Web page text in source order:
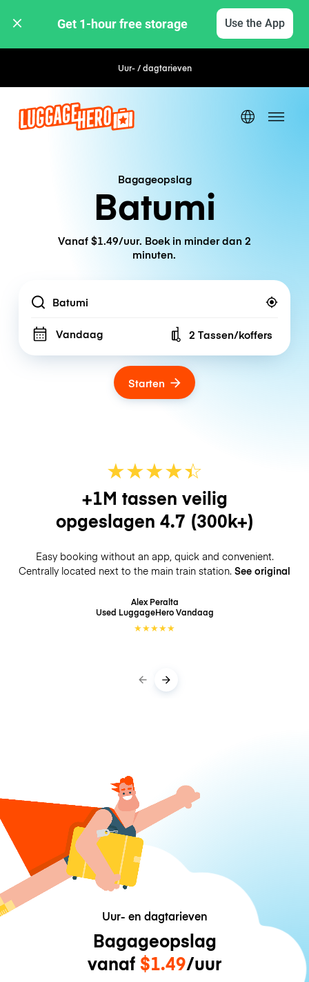
Get 1-hour free storage Use the App
Uur- / dagtarieven
Bagageopslag
Batumi
Vanaf $1.49/uur. Boek in minder dan 2
minuten.
Location
Vandaag Number of bags
2 Tassen/koffers
Starten
★★★★☆
★
+1M tassen veilig
opgeslagen 4.7 (300k+)
Easy booking without an app, quick and convenient.
Centrally located next to the main train station. See original
Alex Peralta
Used LuggageHeroVandaag
★★★★★
Uur- en dagtarieven
Bagageopslag
vanaf $1.49/uur